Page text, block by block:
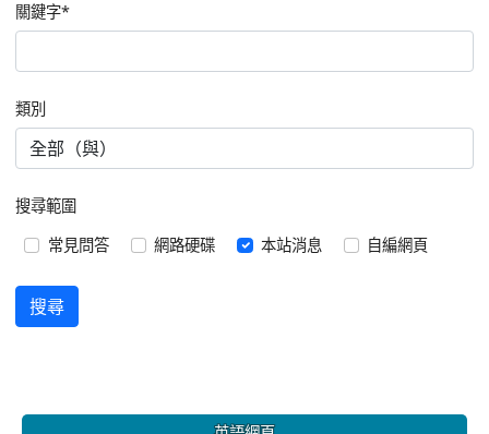
關鍵字*
類別
搜尋範圍
常見問答
網路硬碟 本站消息 自編網頁
搜尋